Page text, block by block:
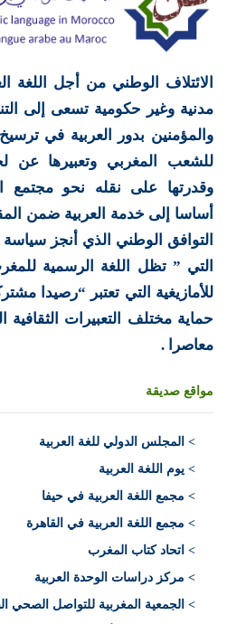
الائتلاف الوطني من أجل اللغة
مدنية وغير حكومية تسعى إلى
والمؤمنين بدور العربية في
للشعب المغربي وتعبيرها عن
وقدرتها على نقله نحو مجتمع
أساسا إلى خدمة العربية ضمن
التوافق الوطني الذي أنجز سياسة
التي ” تظل اللغة الرسمية
للأمازيغية التي تعتبر “رصيدا
حماية مختلف التعبيرات الثقافية
معاصرا .
مواقع صديقة
> المجلس الدولي للغة العربية
> يوم اللغة العربية
> مجمع اللغة العربية في حيفا
> مجمع اللغة العربية في القاهرة
> اتحاد كتاب المغرب
> مركز دراسات الوحدة العربية
> الجمعية المغربية للتواصل الصحي